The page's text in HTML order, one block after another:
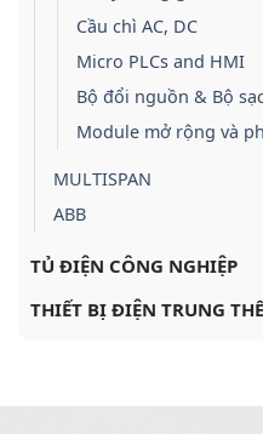
Cầu chì AC, DC
Micro PLCs and HMI
Bộ đổi nguồn & Bộ
Module mở rộng và
MULTISPAN
ABB
TỦ ĐIỆN CÔNG NGHIỆP
THIẾT BỊ ĐIỆN TRUNG THẾ